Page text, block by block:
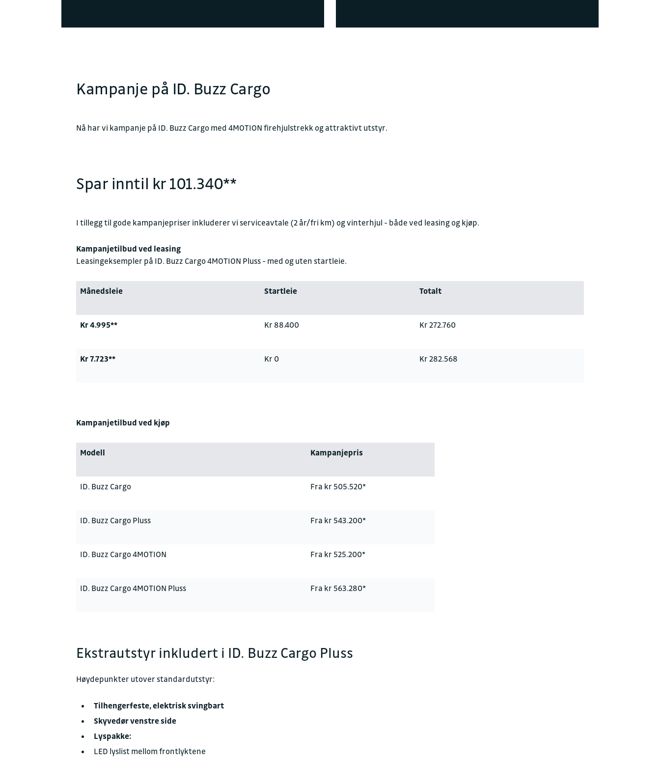
Kampanje på ID. Buzz Cargo
Nå har vi kampanje på ID. Buzz Cargo med 4MOTION firehjulstrekk og attraktivt utstyr.
Spar inntil kr 101.340**
I tillegg til gode kampanjepriser inkluderer vi serviceavtale (2 år/fri km) og vinterhjul - både ved leasing og kjøp.
Kampanjetilbud ved leasing
Leasingeksempler på ID. Buzz Cargo 4MOTION Pluss - med og uten startleie.
Månedsleie Startleie Totalt
Kr 4.995** Kr 88.400 Kr 272.760
Kr 7.723** Kr 0 Kr 282.568
Kampanjetilbud ved kjøp
Modell Kampanjepris
ID. Buzz Cargo Fra kr 505.520*
ID. Buzz Cargo Pluss Fra kr 543.200*
ID. Buzz Cargo 4MOTION Fra kr 525.200*
ID. Buzz Cargo 4MOTION Pluss Fra kr 563.280*
Ekstrautstyr inkludert i ID. Buzz Cargo Pluss
Høydepunkter utover standardutstyr:
Tilhengerfeste, elektrisk svingbart
Skyvedør venstre side
Lyspakke:
LED lyslist mellom frontlyktene